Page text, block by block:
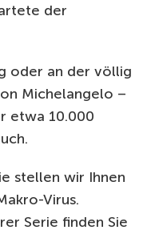
der
oder an der völlig
Michelangelo –
etwa 10.000
stellen wir Ihnen
Virus.
Serie finden Sie